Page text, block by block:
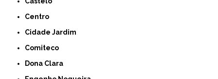
Centro
Cidade Jardim
Comiteco
Dona Clara